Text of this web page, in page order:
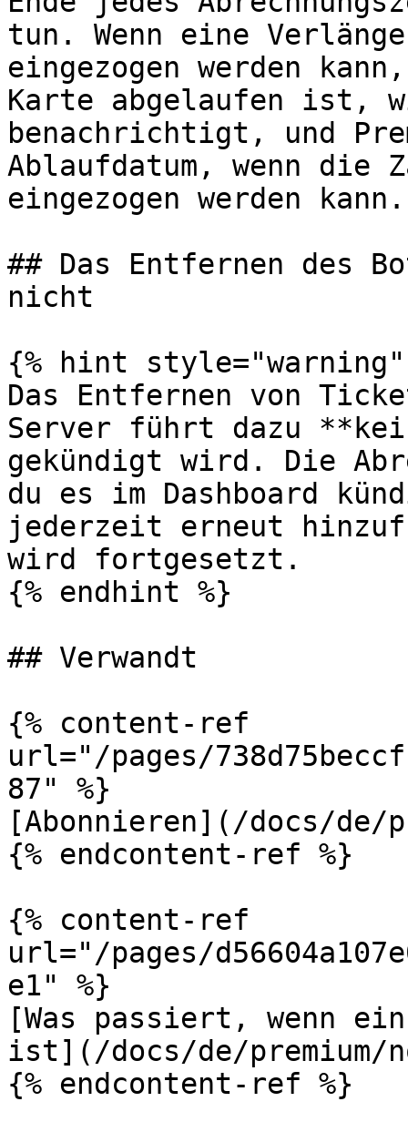
tun. Wenn eine
eingezogen werden
Karte abgelaufen ist,
benachrichtigt, und
Ablaufdatum, wenn die
eingezogen werden kann.
## Das Entfernen des
nicht
{% hint style="warning"
Das Entfernen von
Server führt dazu
gekündigt wird. Die
du es im Dashboard
jederzeit erneut
wird fortgesetzt.
{% endhint %}
## Verwandt
{% content-ref
url="/pages/
87" %}
[Abonnieren](/docs/de/
{% endcontent-ref %}
{% content-ref
url="/pages/
e1" %}
[Was passiert, wenn
ist](/docs/de/premium/
{% endcontent-ref %}